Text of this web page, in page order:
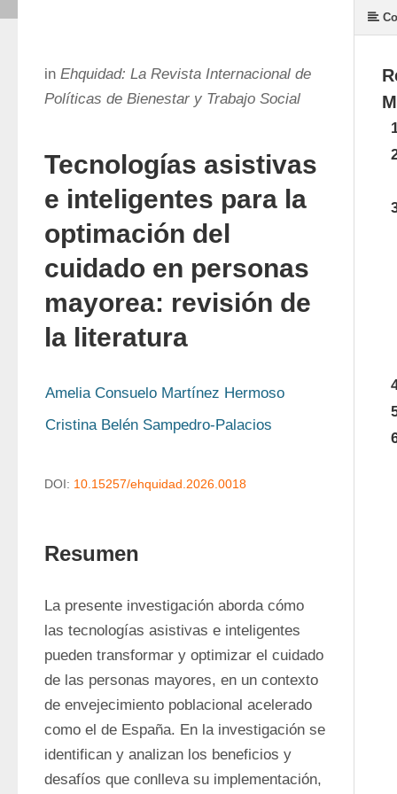
in Ehquidad: La Revista Internacional de
Políticas de Bienestar y Trabajo Social
Tecnologías asistivas
e inteligentes para la
optimación del
cuidado en personas
mayorea: revisión de
la literatura
Amelia Consuelo Martínez Hermoso
Cristina Belén Sampedro-Palacios
DOI: 10.15257/ehquidad.2026.0018
Resumen
La presente investigación aborda cómo
las tecnologías asistivas e inteligentes
pueden transformar y optimizar el cuidado
de las personas mayores, en un contexto
de envejecimiento poblacional acelerado
como el de España. En la investigación se
identifican y analizan los beneficios y
desafíos que conlleva su implementación,